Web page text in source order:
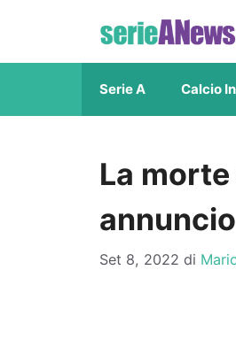
contenuto
Serie A Calcio
La
Set 8, 2022 di